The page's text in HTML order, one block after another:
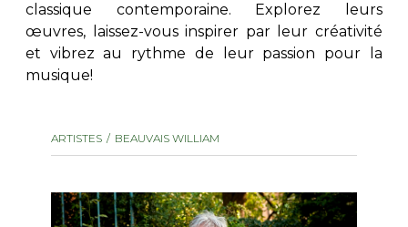
PARTITIONS POUR ENSEMBLES
Guitare et un autre
Musique de chambre
classique contemporaine. Explorez leurs
œuvres, laissez-vous inspirer par leur créativité
et vibrez au rythme de leur passion pour la
musique!
ARTISTES BEAUVAIS WILLIAM